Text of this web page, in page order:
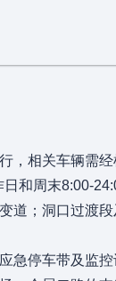
，相关车辆需经
和周末8:00-
道；洞口过渡
急停车带及监控